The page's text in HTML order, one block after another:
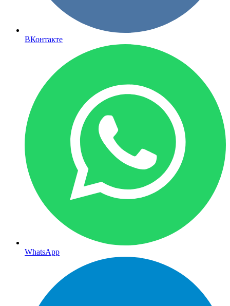
ВКонтакте
WhatsApp